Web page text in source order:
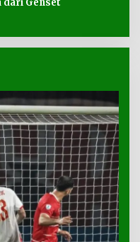
dari Genset